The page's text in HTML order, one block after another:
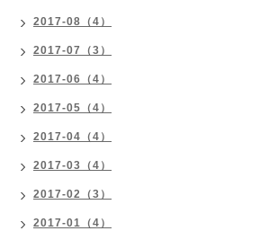
2017-08（4）
2017-07（3）
2017-06（4）
2017-05（4）
2017-04（4）
2017-03（4）
2017-02（3）
2017-01（4）